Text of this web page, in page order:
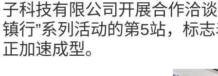
子科技有限公司开展合作洽
镇行”系列活动的第5站，标
正加速成型。